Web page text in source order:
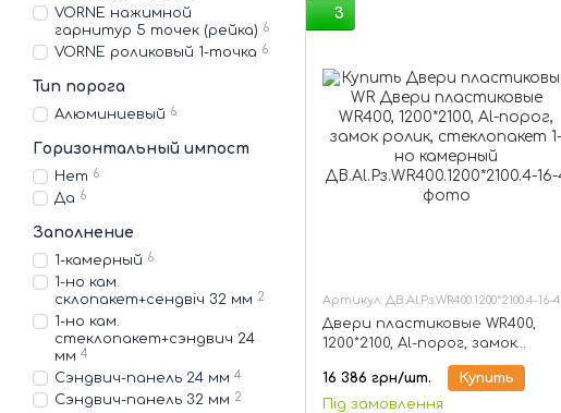
3
Артикул: ДВ.Al.Рз.WR400.1200*2100.4-16-4
Двери пластиковые WR400,
1200*2100, Al-порог, замок
ролик, стеклопакет 1-но
камерный
16 386 грн/шт.
Купить
Під замовлення
VORNE нажимной
гарнитур 5 точек (рейка) 6
VORNE роликовый 1-точка 6
Тип порога
Алюминиевый 6
Горизонтальный импост
Нет 6
Да 6
Заполнение
1-камерный 6
1-но кам.
склопакет+сендвіч 32 мм 2
1-но кам.
стеклопакет+сэндвич 24
мм 4
Сэндвич-панель 24 мм 4
Сэндвич-панель 32 мм 2